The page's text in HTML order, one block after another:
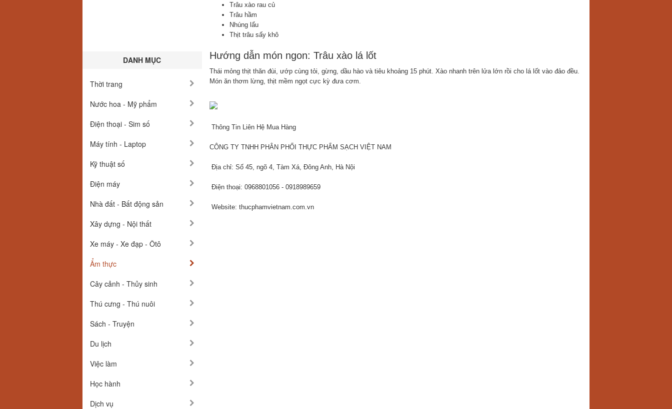
DANH MỤC
Thời trang
Nước hoa - Mỹ phẩm
Điện thoại - Sim số
Máy tính - Laptop
Kỹ thuật số
Điện máy
Nhà đất - Bất động sản
Xây dựng - Nội thất
Xe máy - Xe đạp - Ôtô
Ẩm thực
Cây cảnh - Thủy sinh
Thú cưng - Thú nuôi
Sách - Truyện
Du lịch
Việc làm
Học hành
Dịch vụ
Trâu xào rau củ
Trâu hầm
Nhúng lẩu
Thịt trâu sấy khô
Hướng dẫn món ngon: Trâu xào lá lốt
Thái mỏng thịt thăn đùi, ướp cùng tỏi, gừng, dầu hào và tiêu khoảng 15 phút. Xào nhanh trên lửa lớn rồi cho lá lốt vào đảo đều.
Món ăn thơm lừng, thịt mềm ngọt cực kỳ đưa cơm.
Thông Tin Liên Hệ Mua Hàng
CÔNG TY TNHH PHÂN PHỐI THỰC PHẨM SẠCH VIỆT NAM
Địa chỉ: Số 45, ngõ 4, Tàm Xá, Đông Anh, Hà Nội
Điện thoại: 0968801056 - 0918989659
Website: thucphamvietnam.com.vn